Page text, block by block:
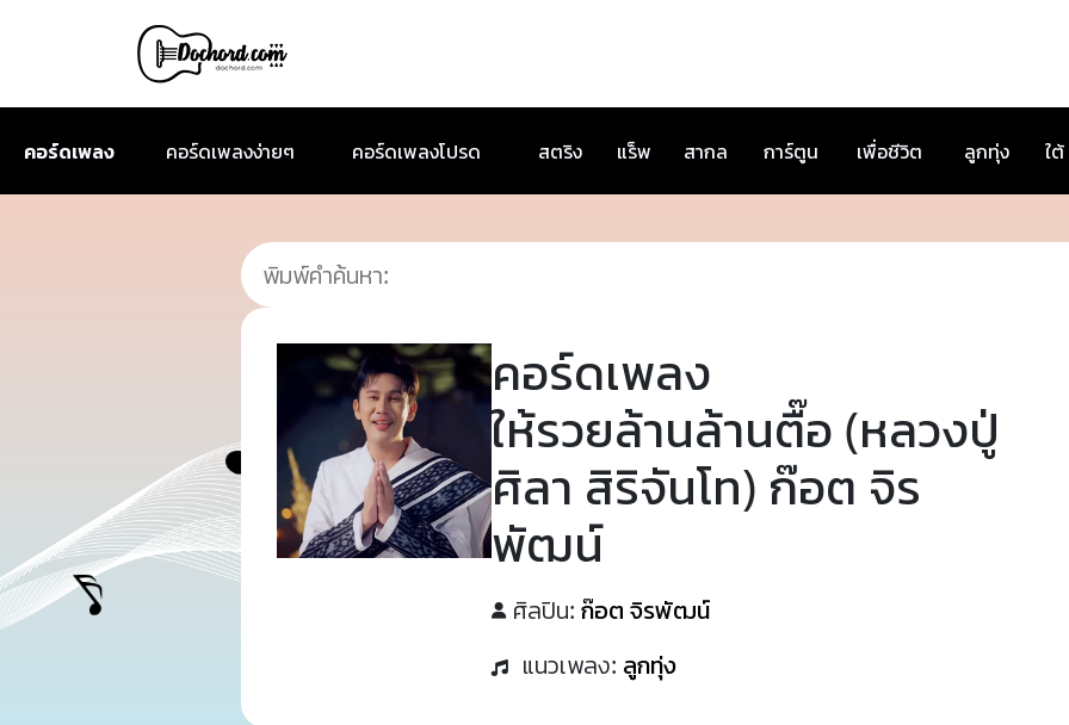
คอร์ดเพลง คอร์ดเพลงง่ายๆ คอร์ดเพลงโปรด สตริง แร็พ สากล การ์ตูน เพื่อชีวิต ลูกทุ่ง ใต้
คอร์ดเพลง
ให้รวยล้านล้านตื๊อ (หลวงปู่
ศิลา สิริจันโท) ก๊อต จิร
พัฒน์
ศิลปิน: ก๊อต จิรพัฒน์
แนวเพลง: ลูกทุ่ง